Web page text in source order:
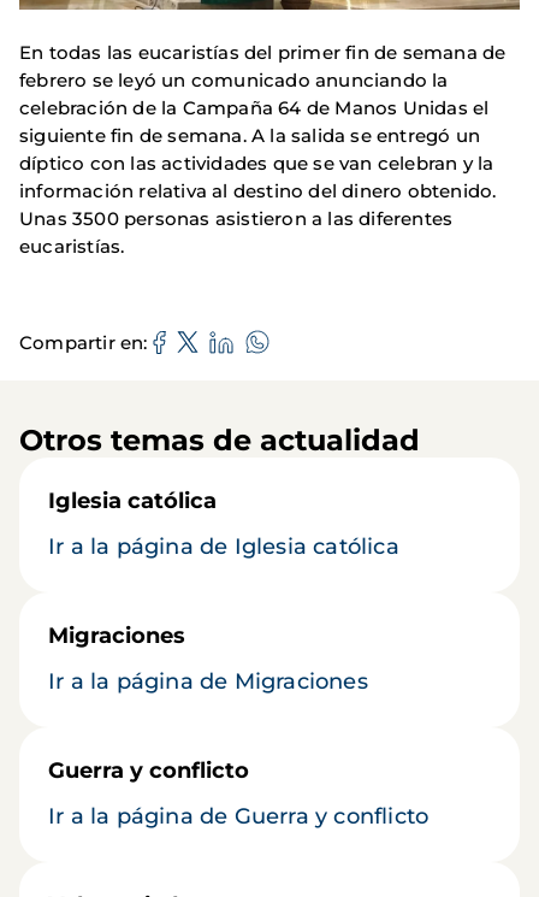
En todas las eucaristías del primer fin de semana de
febrero se leyó un comunicado anunciando la
celebración de la Campaña 64 de Manos Unidas el
siguiente fin de semana. A la salida se entregó un
díptico con las actividades que se van celebran y la
información relativa al destino del dinero obtenido.
Unas 3500 personas asistieron a las diferentes
eucaristías.
Compartir en
Otros temas de actualidad
Iglesia católica
Ir a la página de Iglesia católica
Migraciones
Ir a la página de Migraciones
Guerra y conflicto
Ir a la página de Guerra y conflicto